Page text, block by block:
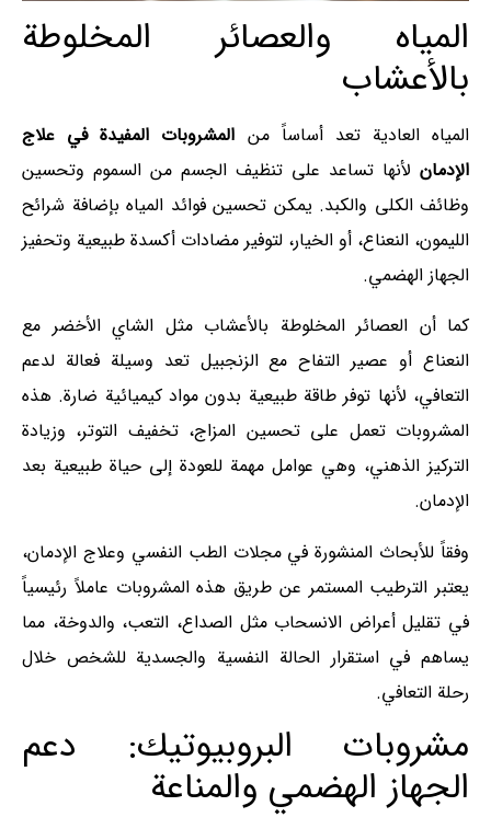
المياه والعصائر المخلوطة
بالأعشاب
المياه العادية تعد أساساً من المشروبات المفيدة في علاج
الإدمان لأنها تساعد على تنظيف الجسم من السموم وتحسين
وظائف الكلى والكبد. يمكن تحسين فوائد المياه بإضافة شرائح
الليمون، النعناع، أو الخيار، لتوفير مضادات أكسدة طبيعية وتحفيز
الجهاز الهضمي.
كما أن العصائر المخلوطة بالأعشاب مثل الشاي الأخضر مع
النعناع أو عصير التفاح مع الزنجبيل تعد وسيلة فعالة لدعم
التعافي، لأنها توفر طاقة طبيعية بدون مواد كيميائية ضارة. هذه
المشروبات تعمل على تحسين المزاج، تخفيف التوتر، وزيادة
التركيز الذهني، وهي عوامل مهمة للعودة إلى حياة طبيعية بعد
الإدمان.
وفقاً للأبحاث المنشورة في مجلات الطب النفسي وعلاج الإدمان،
يعتبر الترطيب المستمر عن طريق هذه المشروبات عاملاً رئيسياً
في تقليل أعراض الانسحاب مثل الصداع، التعب، والدوخة، مما
يساهم في استقرار الحالة النفسية والجسدية للشخص خلال
رحلة التعافي.
مشروبات البروبيوتيك: دعم
الجهاز الهضمي والمناعة